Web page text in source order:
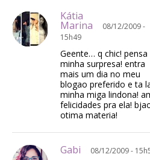
Kátia
Marina
08/12/2009 -
15h49
Geente… q chic! pensa
minha surpresa! entra
mais um dia no meu
blogao preferido e ta
minha miga lindona!
felicidades pra ela!
otima materia!
Gabi 08/12/2009 -